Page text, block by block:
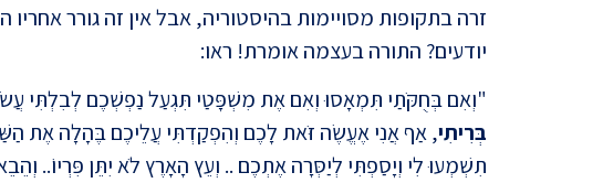
זרה בתקופות מסויימות בהיסטוריה, אבל אין זה גורר
יודעים? התורה בעצמה אומרת! ראו:
"וְאִם בְּחֻקֹּתַי תִּמְאָסוּ וְאִם אֶת מִשְׁפָּטַי תִּגְעַל נַפְשְׁכֶם לְבִלְתִּי
בְּרִיתִי, אַף אֲנִי אֶעֱשֶׂה זֹּאת לָכֶם וְהִפְקַדְתִּי עֲלֵיכֶם בֶּהָלָה אֶת
תִשְׁמְעוּ לִי וְיָסַפְתִּי לְיַסְּרָה אֶתְכֶם .. וְעֵץ הָאָרֶץ לֹא יִתֵּן פִּרְיוֹ..